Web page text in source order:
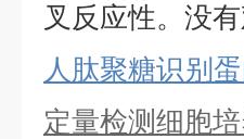
叉反应性。没
人肽聚糖识别
定量检测细胞